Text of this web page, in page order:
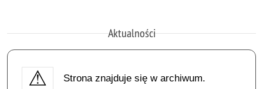
Aktualności
Strona znajduje się w archiwum.